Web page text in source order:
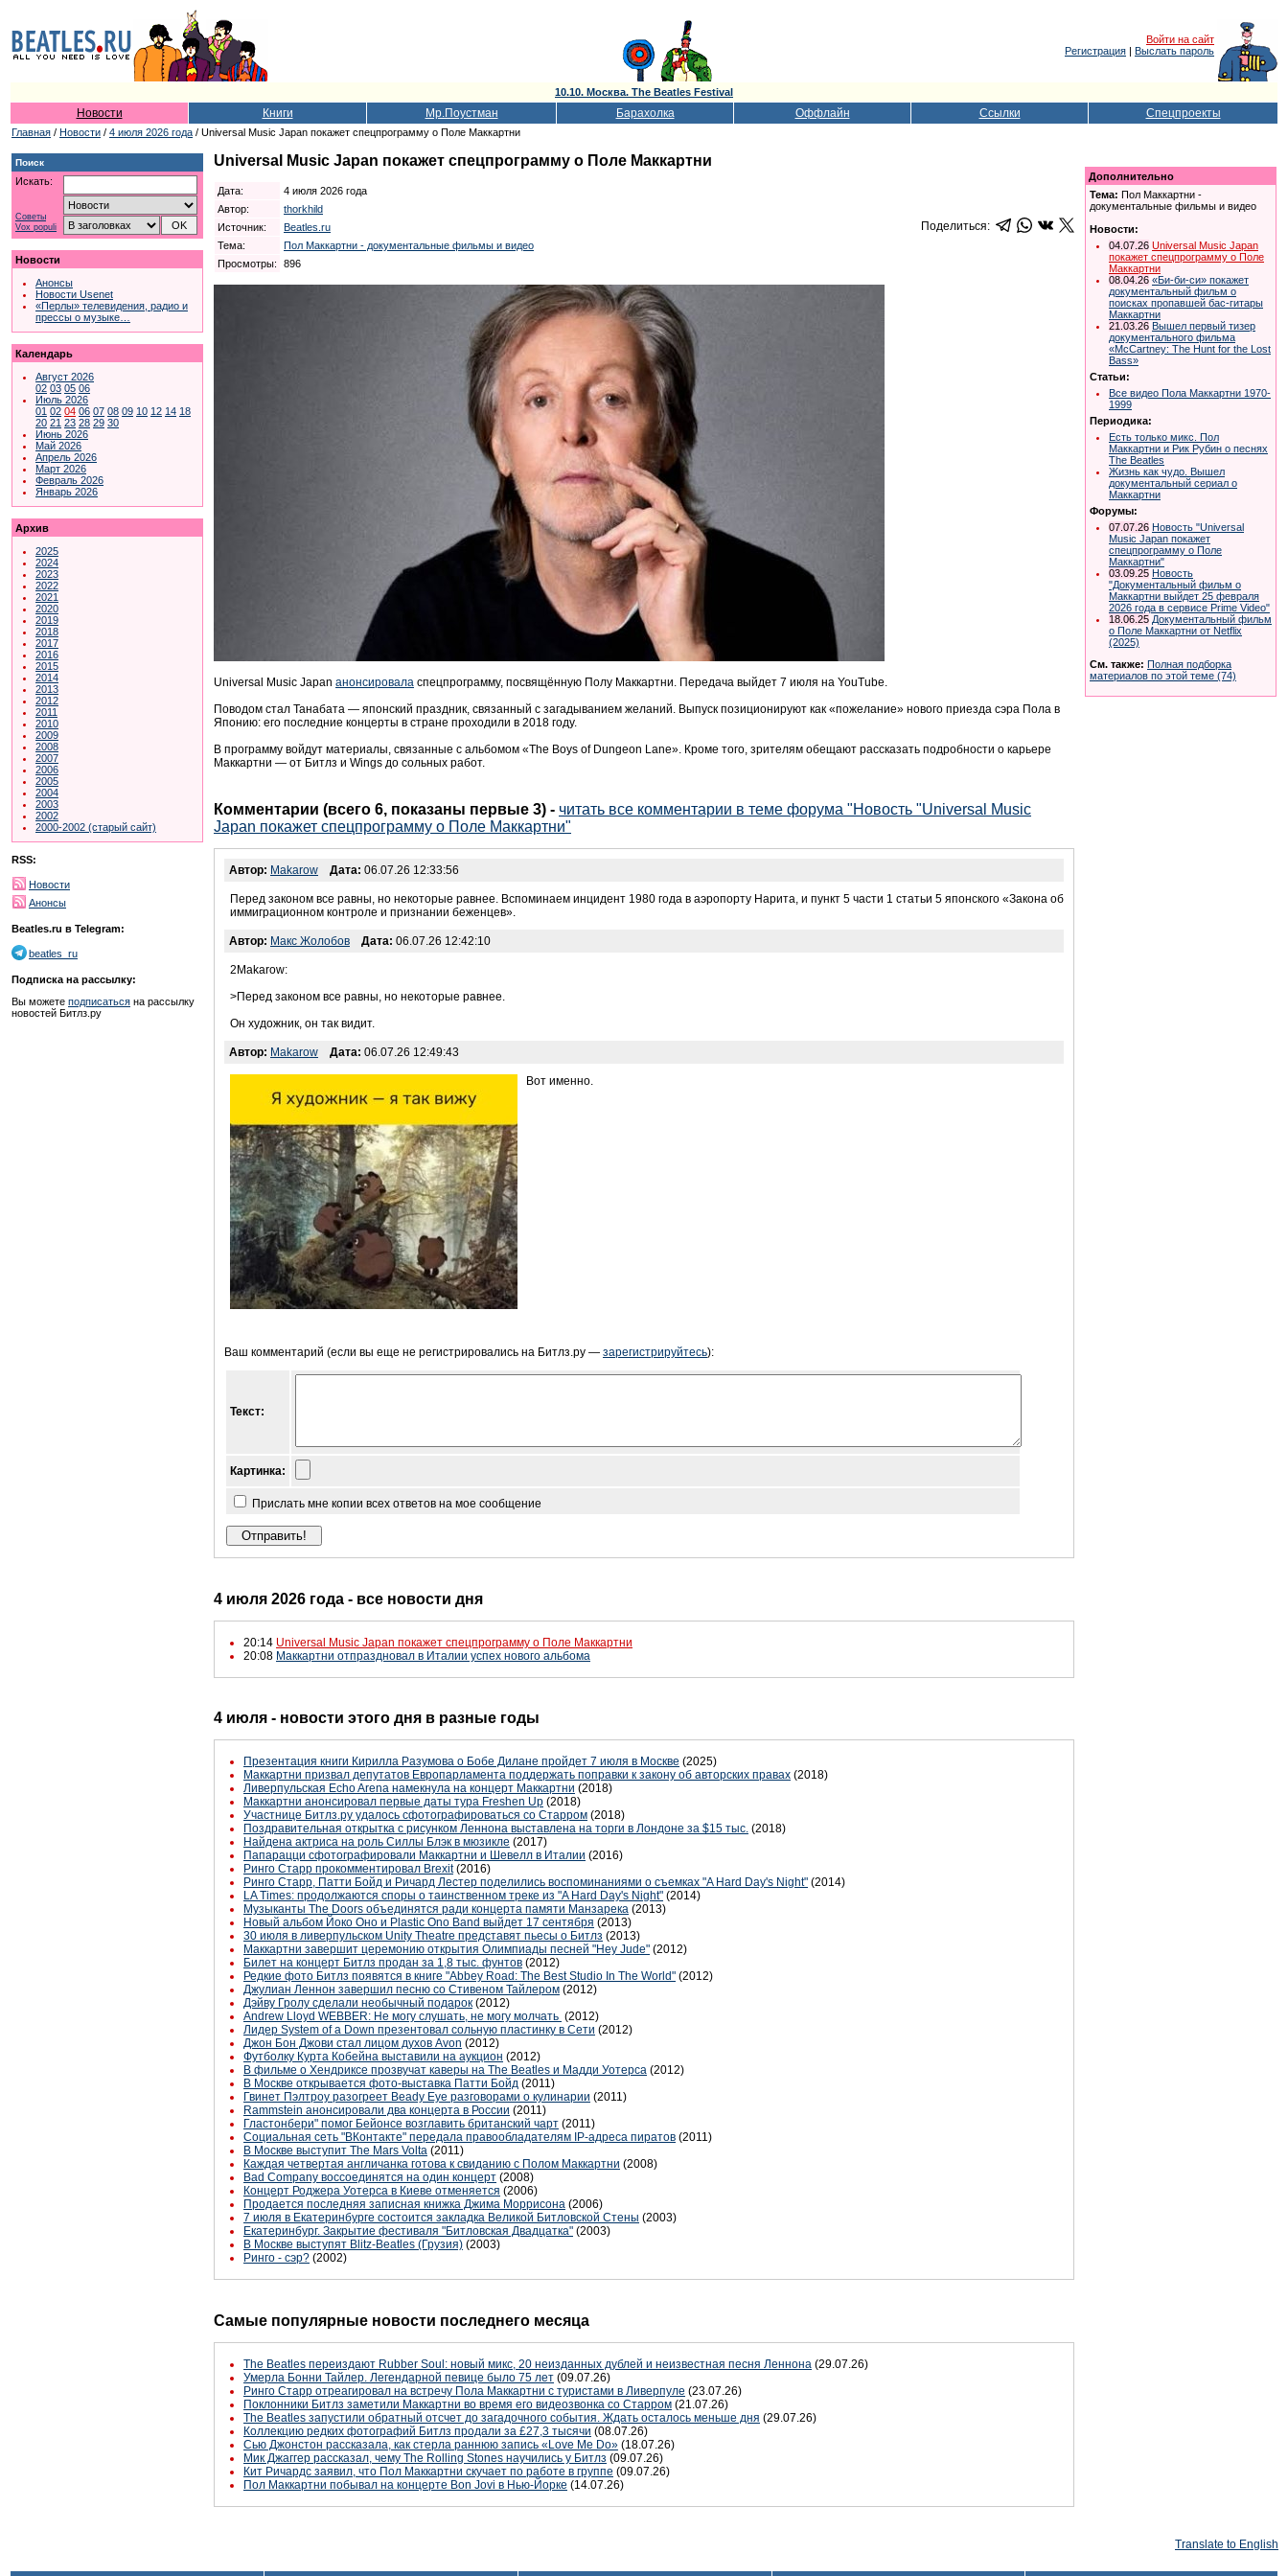
Войти на сайт
Регистрация | Выслать пароль
10.10. Москва. The Beatles Festival
Новости Книги Мр.Поустман Барахолка Оффлайн Ссылки Спецпроекты
Главная / Новости / 4 июля 2026 года / Universal Music Japan покажет спецпрограмму о Поле Маккартни
Поиск
Искать:
Советы
Vox populi
Новости
Анонсы
Новости Usenet
«Перлы» телевидения, радио и
прессы о музыке…
Календарь
Август 2026
02 03 05 06
Июль 2026
01 02 04 06 07 08 09 10 12 14 18
20 21 23 28 29 30
Июнь 2026
Май 2026
Апрель 2026
Март 2026
Февраль 2026
Январь 2026
Архив
2025
2024
2023
2022
2021
2020
2019
2018
2017
2016
2015
2014
2013
2012
2011
2010
2009
2008
2007
2006
2005
2004
2003
2002
2000-2002 (старый сайт)
RSS:
Новости
Анонсы
Beatles.ru в Telegram:
beatles_ru
Подписка на рассылку:
Вы можете подписаться на рассылку
новостей Битлз.ру
Universal Music Japan покажет спецпрограмму о Поле Маккартни
Дата:
4 июля 2026 года
Автор:
thorkhild
Источник:
Beatles.ru
Тема:
Пол Маккартни - документальные фильмы и видео
Просмотры:
896
Поделиться:
Universal Music Japan анонсировала спецпрограмму, посвящённую Полу Маккартни. Передача выйдет 7 июля на YouTube.
Поводом стал Танабата — японский праздник, связанный с загадыванием желаний. Выпуск позиционируют как «пожелание» нового приезда сэра Пола в
Японию: его последние концерты в стране проходили в 2018 году.
В программу войдут материалы, связанные с альбомом «The Boys of Dungeon Lane». Кроме того, зрителям обещают рассказать подробности о карьере
Маккартни — от Битлз и Wings до сольных работ.
Комментарии (всего 6, показаны первые 3) - читать все комментарии в теме форума "Новость "Universal Music
Japan покажет спецпрограмму о Поле Маккартни"
Автор: Makarow Дата: 06.07.26 12:33:56
Перед законом все равны, но некоторые равнее. Вспоминаем инцидент 1980 года в аэропорту Нарита, и пункт 5 части 1 статьи 5 японского «Закона об
иммиграционном контроле и признании беженцев».
Автор: Макс Жолобов Дата: 06.07.26 12:42:10
2Makarow:
>Перед законом все равны, но некоторые равнее.
Он художник, он так видит.
Автор: Makarow Дата: 06.07.26 12:49:43
Вот именно.
Ваш комментарий (если вы еще не регистрировались на Битлз.ру — зарегистрируйтесь):
Текст:
Картинка:
Прислать мне копии всех ответов на мое сообщение
4 июля 2026 года - все новости дня
20:14 Universal Music Japan покажет спецпрограмму о Поле Маккартни
20:08 Маккартни отпраздновал в Италии успех нового альбома
4 июля - новости этого дня в разные годы
Презентация книги Кирилла Разумова о Бобе Дилане пройдет 7 июля в Москве (2025)
Маккартни призвал депутатов Европарламента поддержать поправки к закону об авторских правах (2018)
Ливерпульская Echo Arena намекнула на концерт Маккартни (2018)
Маккартни анонсировал первые даты тура Freshen Up (2018)
Участнице Битлз.ру удалось сфотографироваться со Старром (2018)
Поздравительная открытка с рисунком Леннона выставлена на торги в Лондоне за $15 тыс. (2018)
Найдена актриса на роль Силлы Блэк в мюзикле (2017)
Папарацци сфотографировали Маккартни и Шевелл в Италии (2016)
Ринго Старр прокомментировал Brexit (2016)
Ринго Старр, Патти Бойд и Ричард Лестер поделились воспоминаниями о съемках "A Hard Day's Night" (2014)
LA Times: продолжаются споры о таинственном треке из "A Hard Day's Night" (2014)
Музыканты The Doors объединятся ради концерта памяти Манзарека (2013)
Новый альбом Йоко Оно и Plastic Ono Band выйдет 17 сентября (2013)
30 июля в ливерпульском Unity Theatre представят пьесы о Битлз (2013)
Маккартни завершит церемонию открытия Олимпиады песней "Hey Jude" (2012)
Билет на концерт Битлз продан за 1,8 тыс. фунтов (2012)
Редкие фото Битлз появятся в книге "Abbey Road: The Best Studio In The World" (2012)
Джулиан Леннон завершил песню со Стивеном Тайлером (2012)
Дэйву Гролу сделали необычный подарок (2012)
Andrew Lloyd WEBBER: Не могу слушать, не могу молчать (2012)
Лидер System of a Down презентовал сольную пластинку в Сети (2012)
Джон Бон Джови стал лицом духов Avon (2012)
Футболку Курта Кобейна выставили на аукцион (2012)
В фильме о Хендриксе прозвучат каверы на The Beatles и Мадди Уотерса (2012)
В Москве открывается фото-выставка Патти Бойд (2011)
Гвинет Пэлтроу разогреет Beady Eye разговорами о кулинарии (2011)
Rammstein анонсировали два концерта в России (2011)
Гластонбери" помог Бейонсе возглавить британский чарт (2011)
Социальная сеть "ВКонтакте" передала правообладателям IP-адреса пиратов (2011)
В Москве выступит The Mars Volta (2011)
Каждая четвертая англичанка готова к свиданию с Полом Маккартни (2008)
Bad Company воссоединятся на один концерт (2008)
Концерт Роджера Уотерса в Киеве отменяется (2006)
Продается последняя записная книжка Джима Моррисона (2006)
7 июля в Екатеринбурге состоится закладка Великой Битловской Стены (2003)
Екатеринбург. Закрытие фестиваля "Битловская Двадцатка" (2003)
В Москве выступят Blitz-Beatles (Грузия) (2003)
Ринго - сэр? (2002)
Самые популярные новости последнего месяца
The Beatles переиздают Rubber Soul: новый микс, 20 неизданных дублей и неизвестная песня Леннона (29.07.26)
Умерла Бонни Тайлер. Легендарной певице было 75 лет (09.07.26)
Ринго Старр отреагировал на встречу Пола Маккартни с туристами в Ливерпуле (23.07.26)
Поклонники Битлз заметили Маккартни во время его видеозвонка со Старром (21.07.26)
The Beatles запустили обратный отсчет до загадочного события. Ждать осталось меньше дня (29.07.26)
Коллекцию редких фотографий Битлз продали за £27,3 тысячи (08.07.26)
Сью Джонстон рассказала, как стерла раннюю запись «Love Me Do» (18.07.26)
Мик Джаггер рассказал, чему The Rolling Stones научились у Битлз (09.07.26)
Кит Ричардс заявил, что Пол Маккартни скучает по работе в группе (09.07.26)
Пол Маккартни побывал на концерте Bon Jovi в Нью-Йорке (14.07.26)
Дополнительно
Тема: Пол Маккартни -
документальные фильмы и видео
Новости:
04.07.26 Universal Music Japan
покажет спецпрограмму о Поле
Маккартни
08.04.26 «Би-би-си» покажет
документальный фильм о
поисках пропавшей бас-гитары
Маккартни
21.03.26 Вышел первый тизер
документального фильма
«McCartney: The Hunt for the Lost
Bass»
Статьи:
Все видео Пола Маккартни 1970-
1999
Периодика:
Есть только микс. Пол
Маккартни и Рик Рубин о песнях
The Beatles
Жизнь как чудо. Вышел
документальный сериал о
Маккартни
Форумы:
07.07.26 Новость "Universal
Music Japan покажет
спецпрограмму о Поле
Маккартни"
03.09.25 Новость
"Документальный фильм о
Маккартни выйдет 25 февраля
2026 года в сервисе Prime Video"
18.06.25 Документальный фильм
о Поле Маккартни от Netflix
(2025)
См. также: Полная подборка
материалов по этой теме (74)
Translate to English